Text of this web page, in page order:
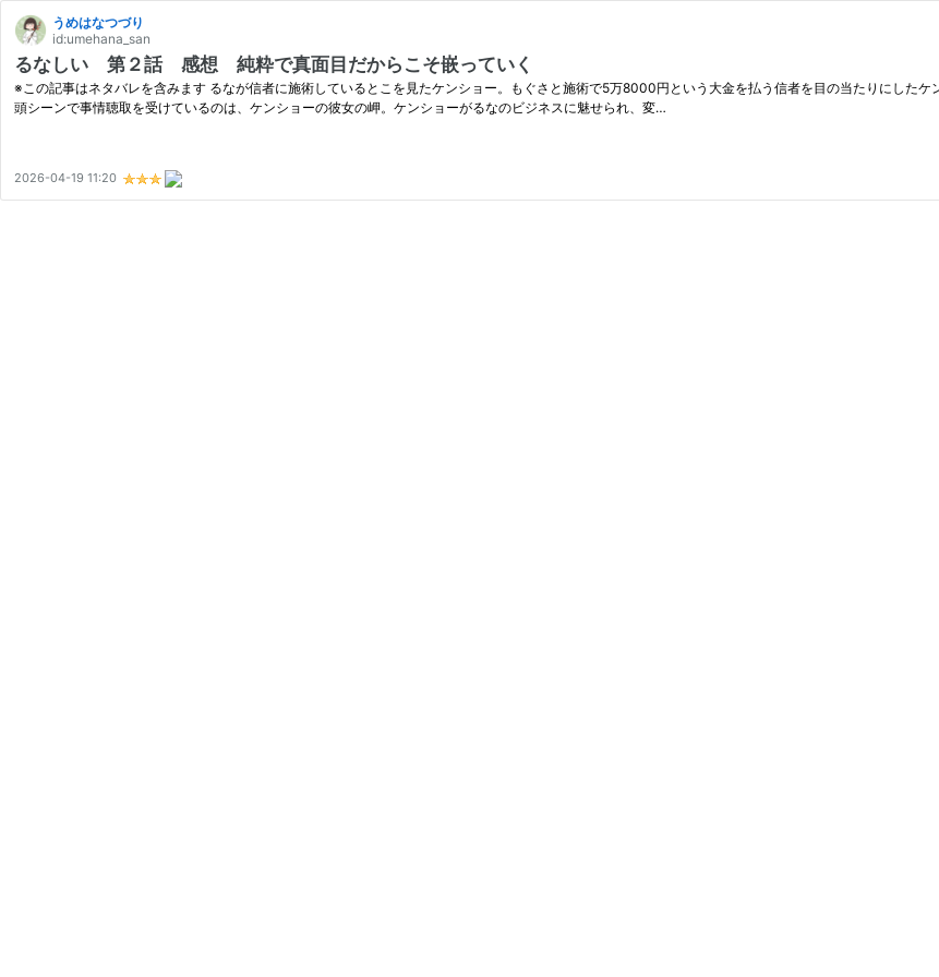
うめはなつづり
id:umehana_san
るなしい 第２話 感想 純粋で真面目だからこそ嵌っていく
※この記事はネタバレを含みます るなが信者に施術しているとこを見たケンショー。もぐさと施術で5万8000円という大金を払う信者を目の当たりにした
頭シーンで事情聴取を受けているのは、ケンショーの彼女の岬。ケンショーがるなのビジネスに魅せられ、変…
2026-04-19 11:20